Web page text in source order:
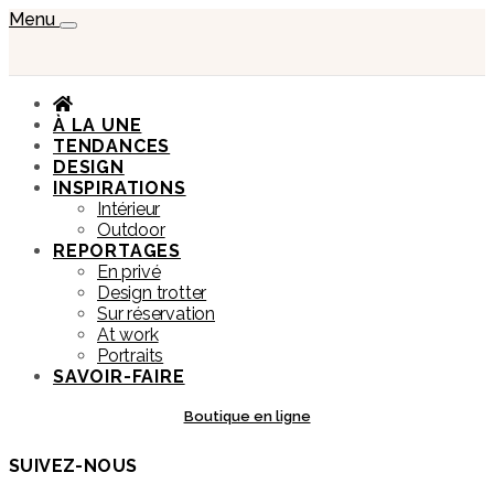
Menu
À LA UNE
TENDANCES
DESIGN
INSPIRATIONS
Intérieur
Outdoor
REPORTAGES
En privé
Design trotter
Sur réservation
At work
Portraits
SAVOIR-FAIRE
Boutique en ligne
SUIVEZ-NOUS